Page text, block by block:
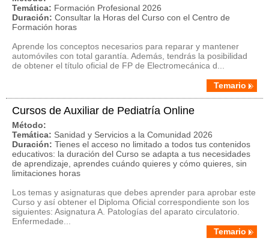
Temática: Formación Profesional 2026
Duración: Consultar la Horas del Curso con el Centro de
Formación horas
Aprende los conceptos necesarios para reparar y mantener
automóviles con total garantía. Además, tendrás la posibilidad
de obtener el título oficial de FP de Electromecánica d...
Temario
Cursos de Auxiliar de Pediatría Online
Método:
Temática: Sanidad y Servicios a la Comunidad 2026
Duración: Tienes el acceso no limitado a todos tus contenidos
educativos: la duración del Curso se adapta a tus necesidades
de aprendizaje, aprendes cuándo quieres y cómo quieres, sin
limitaciones horas
Los temas y asignaturas que debes aprender para aprobar este
Curso y así obtener el Diploma Oficial correspondiente son los
siguientes: Asignatura A. Patologías del aparato circulatorio.
Enfermedade...
Temario